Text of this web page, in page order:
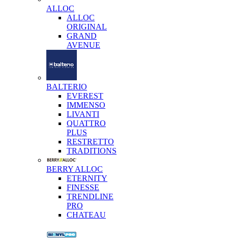
ALLOC
ALLOC
ORIGINAL
GRAND
AVENUE
BALTERIO
EVEREST
IMMENSO
LIVANTI
QUATTRO
PLUS
RESTRETTO
TRADITIONS
BERRY ALLOC
ETERNITY
FINESSE
TRENDLINE
PRO
CHATEAU